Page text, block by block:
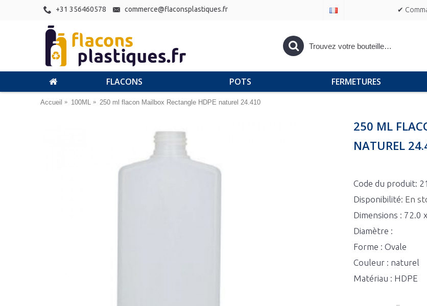
+31 356460578 commerce@flaconsplastiques.fr ✔
FLACONS POTS FERMETURES
Accueil 100ML 250 ml flacon Mailbox Rectangle HDPE naturel 24.410
250 ML
NATUREL
Code du produit:
Disponibilité: En
Dimensions : 72.0
Diamètre :
Forme : Ovale
Couleur : naturel
Matériau : HDPE